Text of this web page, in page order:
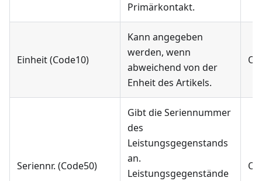
Primärkontakt.
Einheit (Code10)
Kann angegeben
werden, wenn
abweichend von der
Enheit des Artikels.
Seriennr. (Code50)
Gibt die Seriennummer
des
Leistungsgegenstands
an.
Leistungsgegenstände